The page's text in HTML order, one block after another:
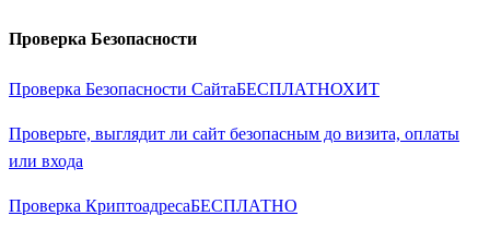
Проверка Безопасности
Проверка Безопасности СайтаБЕСПЛАТНОХИТ
Проверьте, выглядит ли сайт безопасным до визита, оплаты
или входа
Проверка КриптоадресаБЕСПЛАТНО